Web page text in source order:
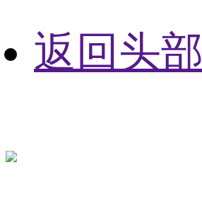
返回头部